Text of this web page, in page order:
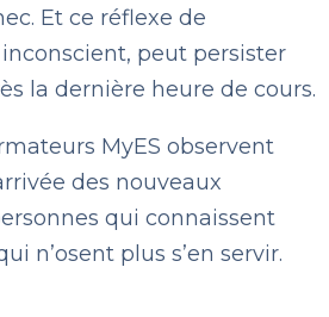
Et ce réflexe de
peut persister
la dernière heure de cours.
MyES observent
des nouveaux
qui connaissent
n’osent plus s’en servir.